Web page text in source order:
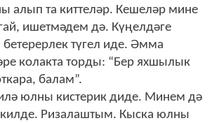
алып та киттеләр. Кешеләр мине
ишетмәдем дә. Күңелдәге
түгел иде. Әмма
колакта торды: “Бер яхшылык
балам”.
юлны кистерик диде. Минем дә
килде. Ризалаштым. Кыска юлны